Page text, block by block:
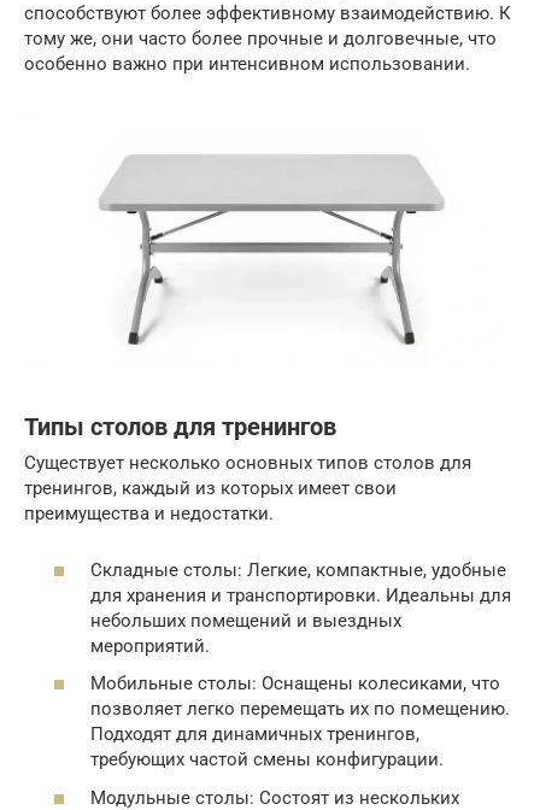
способствуют более эффективному взаимодействию. К
тому же, они часто более прочные и долговечные, что
особенно важно при интенсивном использовании.
Типы столов для тренингов
Существует несколько основных типов столов для
тренингов, каждый из которых имеет свои
преимущества и недостатки.
Складные столы: Легкие, компактные, удобные
для хранения и транспортировки. Идеальны для
небольших помещений и выездных
мероприятий.
Мобильные столы: Оснащены колесиками, что
позволяет легко перемещать их по помещению.
Подходят для динамичных тренингов,
требующих частой смены конфигурации.
Модульные столы: Состоят из нескольких